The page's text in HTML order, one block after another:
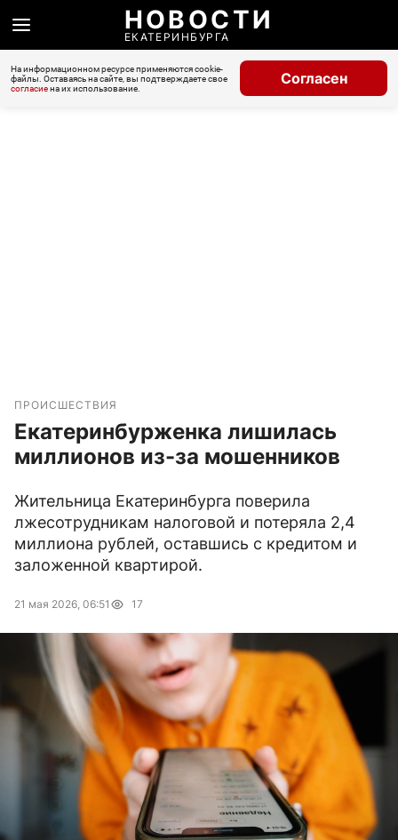
НОВОСТИ
ЕКАТЕРИНБУРГА
На информационном ресурсе применяются cookie-
файлы. Оставаясь на сайте, вы подтверждаете свое
согласиена их использование.
Согласен
ПРОИСШЕСТВИЯ
Екатеринбурженка лишилась
миллионов из-за мошенников
Жительница Екатеринбурга поверила
лжесотрудникам налоговой и потеряла 2,4
миллиона рублей, оставшись с кредитом и
заложенной квартирой.
21 мая 2026, 06:51 17